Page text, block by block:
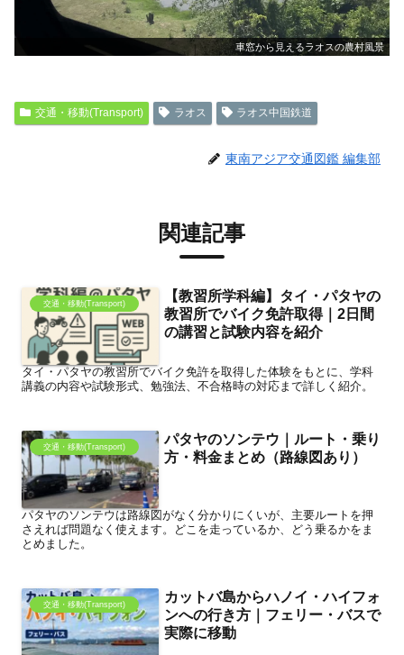
車窓から見えるラオスの農村風景
交通・移動(Transport) ラオス ラオス中国鉄道
東南アジア交通図鑑 編集部
関連記事
交通・移動(Transport)
【教習所学科編】タイ・パタヤの
教習所でバイク免許取得｜2日間
の講習と試験内容を紹介
タイ・パタヤの教習所でバイク免許を取得した体験をもとに、学科
講義の内容や試験形式、勉強法、不合格時の対応まで詳しく紹介。
交通・移動(Transport)
パタヤのソンテウ｜ルート・乗り
方・料金まとめ（路線図あり）
パタヤのソンテウは路線図がなく分かりにくいが、主要ルートを押
さえれば問題なく使えます。どこを走っているか、どう乗るかをま
とめました。
交通・移動(Transport)
カットバ島からハノイ・ハイフォ
ンへの行き方｜フェリー・バスで
実際に移動